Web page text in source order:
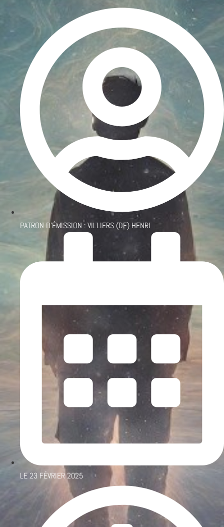
PATRON D'ÉMISSION :VILLIERS (DE) HENRI
LE23 FÉVRIER 2025